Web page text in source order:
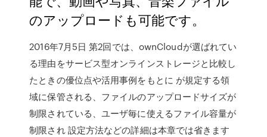
のアップロードも可能です。
2016年7月5日 第2回では、ownCloudが選ばれてい
る理由をサービス型オンラインストレージと比較し
たときの優位点や活用事例をもとに が規定する領
域に保管される、ファイルのアップロードサイズが
制限されている、ユーザ毎に使えるファイル容量が
制限され 設定方法などの詳細は本章では省きます